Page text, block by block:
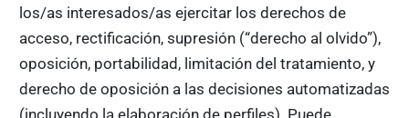
los/as interesados/as ejercitar los derechos de
acceso, rectificación, supresión (“derecho al olvido”),
oposición, portabilidad, limitación del tratamiento, y
derecho de oposición a las decisiones automatizadas